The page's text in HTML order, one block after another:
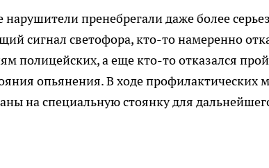
нарушители пренебрегали даже более
сигнал светофора, кто-то намеренно
полицейских, а еще кто-то отказался
опьянения. В ходе
на специальную стоянку для